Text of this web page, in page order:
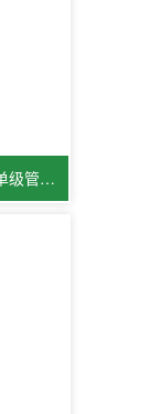
JIEGUAN G25-125-4系列船用立式单级管道离心泵